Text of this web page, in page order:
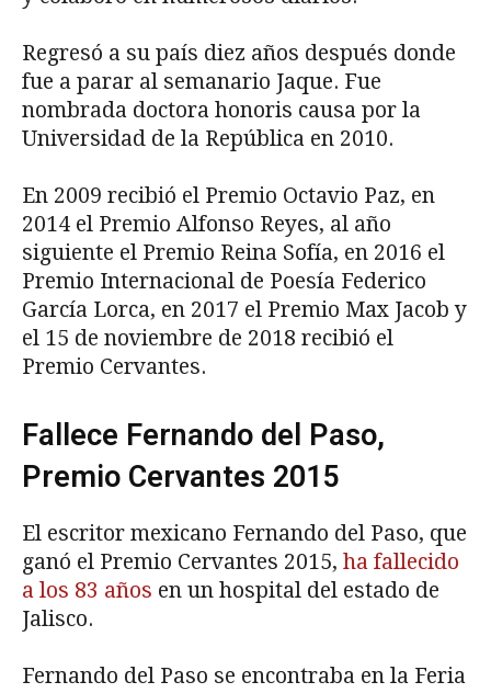
Regresó a su país diez años después donde
fue a parar al semanario Jaque. Fue
nombrada doctora honoris causa por la
Universidad de la República en 2010.
En 2009 recibió el Premio Octavio Paz, en
2014 el Premio Alfonso Reyes, al año
siguiente el Premio Reina Sofía, en 2016 el
Premio Internacional de Poesía Federico
García Lorca, en 2017 el Premio Max Jacob y
el 15 de noviembre de 2018 recibió el
Premio Cervantes.
Fallece Fernando del Paso,
Premio Cervantes 2015
El escritor mexicano Fernando del Paso, que
ganó el Premio Cervantes 2015, ha fallecido
a los 83 años en un hospital del estado de
Jalisco.
Fernando del Paso se encontraba en la Feria